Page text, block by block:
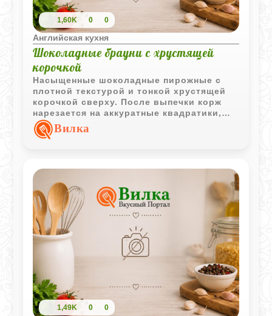
1,60K 0 0
Английская кухня
Шоколадные брауни с хрустящей
корочкой
Насыщенные шоколадные пирожные с
плотной текстурой и тонкой хрустящей
корочкой сверху. После выпечки корж
нарезается на аккуратные квадратики,
которые отлично подходят к чаю или
кофе.Вилка
1,49K 0 0